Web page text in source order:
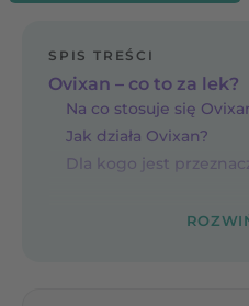
SPIS TREŚCI
Ovixan – co to za lek?
Na co stosuje się
Jak działa Ovixan?
Dla kogo jest